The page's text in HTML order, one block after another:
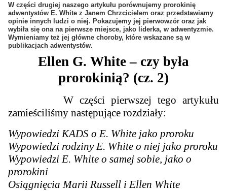
W części drugiej naszego artykułu porównujemy prorokinię
adwentystów E. White z Janem Chrzcicielem oraz przedstawiamy
opinie innych ludzi o niej. Pokazujemy jej pierwowzór oraz jak
wybiła się ona na pierwsze miejsce, jako liderka, w adwentyzmie.
Wymieniamy też jej główne choroby, które wskazane są w
publikacjach adwentystów.
Ellen G. White – czy była
prorokinią? (cz. 2)
W części pierwszej tego artykułu
zamieściliśmy następujące rozdziały:
Wypowiedzi KADS o E. White jako proroku
Wypowiedzi rodziny E. White o niej jako proroku
Wypowiedzi E. White o samej sobie, jako o
prorokini
Osiągnięcia Marii Russell i Ellen White